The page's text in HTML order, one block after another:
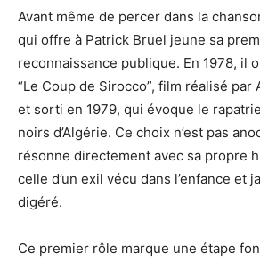
Avant même de percer dans la
qui offre à Patrick Bruel jeune sa
reconnaissance publique. En 1978, il
“Le Coup de Sirocco”, film réalisé par
et sorti en 1979, qui évoque le
noirs d’Algérie. Ce choix n’est pas
résonne directement avec sa propre
celle d’un exil vécu dans l’enfance et
digéré.
Ce premier rôle marque une étape